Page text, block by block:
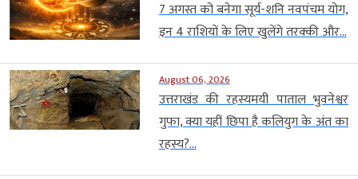
7 अगस्त को बनेगा सूर्य-शनि नवपंचम योग,
इन 4 राशियों के लिए खुलेंगे तरक्की और...
August 06, 2026
उत्तराखंड की रहस्यमयी पाताल भुवनेश्वर
गुफा, क्या यहीं छिपा है कलियुग के अंत का
रहस्य?...